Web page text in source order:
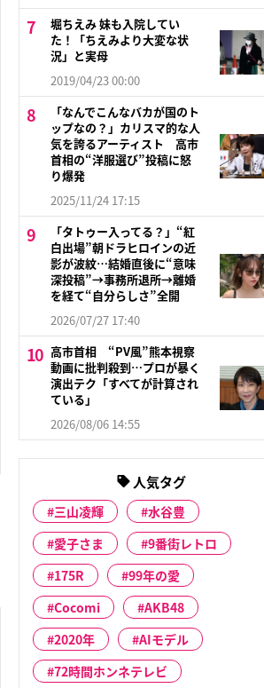
堀ちえみ 妹も入院してい
た！「ちえみより大変な状
況」と実母
2019/04/23 00:00
「なんでこんなバカが国のト
ップなの？」カリスマ的な人
気を誇るアーティスト 高市
首相の“洋服選び”投稿に怒
り爆発
2025/11/24 17:15
「タトゥー入ってる？」“紅
白出場”朝ドラヒロインの近
影が波紋…結婚直後に“意味
深投稿”→事務所退所→離婚
を経て“自分らしさ”全開
2026/07/27 17:40
高市首相 “PV風”熊本視察
動画に批判殺到…プロが暴く
演出テク「すべてが計算され
ている」
2026/08/06 14:55
人気タグ
三山凌輝
水谷豊
愛子さま
9番街レトロ
175R
99年の愛
Cocomi
AKB48
2020年
AIモデル
72時間ホンネテレビ